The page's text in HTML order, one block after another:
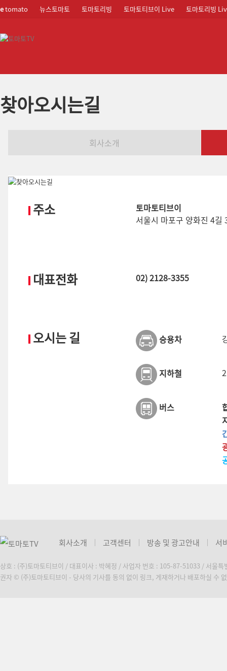
etomato 뉴스토마토 토마토리빙 토마토티브이 Live 토마토리빙
찾아오시는길
회사소개
주소
토마토티브이
서울시 마포구 양화진 4
대표전화 02) 2128-3355
오시는 길 승용차
지하철
버스
회사소개 고객센터 방송 및 광고안내 서
상호 : (주)토마토티브이 / 대표이사 : 박혜정 / 사업자 번호 : 105-87-51033 / 서울
권자 © (주)토마토티브이 - 당사의 기사를 동의 없이 링크, 게재하거나 배포하실